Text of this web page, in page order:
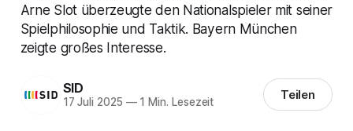
Arne Slot überzeugte den Nationalspieler mit seiner
Spielphilosophie und Taktik. Bayern München
zeigte großes Interesse.
SID
17 Juli 2025 —1 Min. Lesezeit Teilen